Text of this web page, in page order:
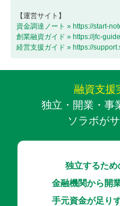
【運営サイト】
資金調達ノート » https://start-
創業融資ガイド » https://jfc-
経営支援ガイド » https://
融資支援
独立・開業・事
ソラボが
独立するた
金融機関から開
手元資金が足り